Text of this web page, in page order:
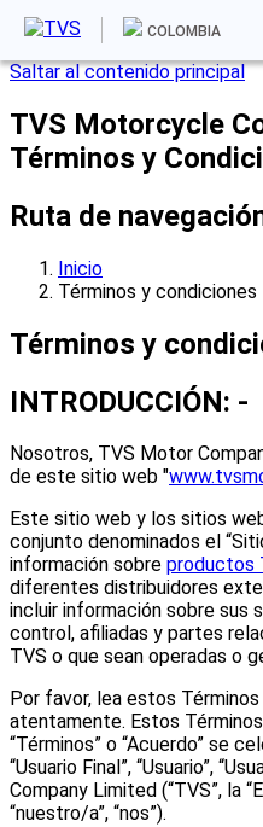
Saltar al contenido principal
TVS Motorcycle
Términos y
COLOMBIA
Ruta de
Inicio
Términos y condiciones
Términos y
INTRODUCCIÓN: -
Nosotros, TVS Motor
de este sitio web "
Este sitio web y los sitios
conjunto denominados el
información sobre productos
diferentes distribuidores
incluir información sobre sus
control, afiliadas y partes
TVS o que sean operadas o
Por favor, lea estos
atentamente. Estos Términos
“Términos” o “Acuerdo” se
“Usuario Final”, “Usuario”,
Company Limited (“TVS”, la
“nuestro/a”, “nos”).